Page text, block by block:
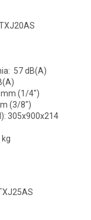
57 dB(A)
mm (1/4")
(3/8")
305x900x214